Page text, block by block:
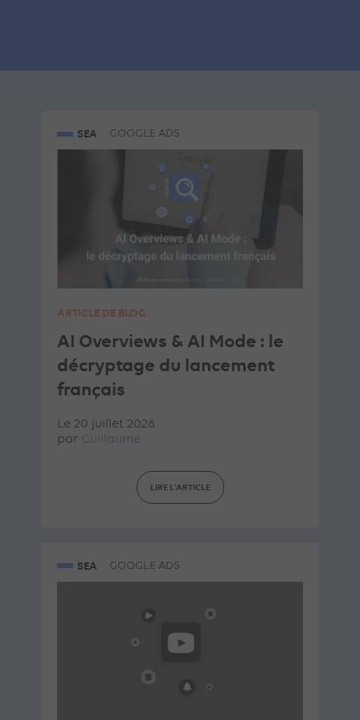
SEA GOOGLE ADS
ARTICLE DE BLOG
AI Overviews & AI Mode : le
décryptage du lancement
français
Le 20 juillet 2026
par Guillaume
LIRE L'ARTICLE
SEA GOOGLE ADS